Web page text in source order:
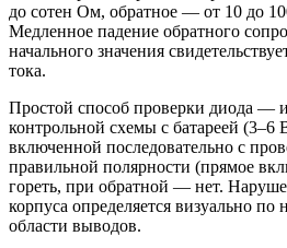
до сотен Ом, обратное — от 10 до
Медленное падение обратного
начального значения
тока.
Простой способ проверки диода —
контрольной схемы с батареей
включенной последовательно с
правильной полярности (прямое
гореть, при обратной — нет.
корпуса определяется визуально
области выводов.